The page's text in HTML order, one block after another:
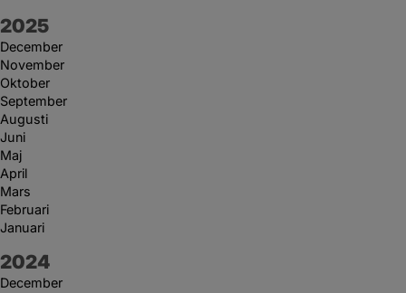
År:
2025
December
November
Oktober
September
Augusti
Juni
Maj
April
Mars
Februari
Januari
År:
2024
December